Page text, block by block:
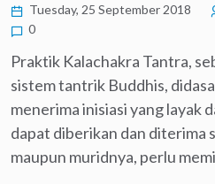
Tuesday, 25 September 2018
0
Praktik Kalachakra Tantra,
sistem tantrik Buddhis,
menerima inisiasi yang layak
dapat diberikan dan diterima
maupun muridnya, perlu